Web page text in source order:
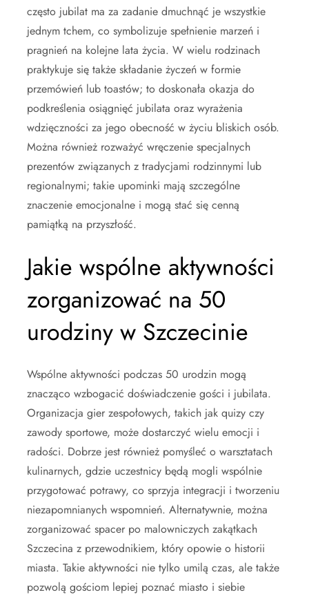
często jubilat ma za zadanie dmuchnąć je wszystkie
jednym tchem, co symbolizuje spełnienie marzeń i
pragnień na kolejne lata życia. W wielu rodzinach
praktykuje się także składanie życzeń w formie
przemówień lub toastów; to doskonała okazja do
podkreślenia osiągnięć jubilata oraz wyrażenia
wdzięczności za jego obecność w życiu bliskich osób.
Można również rozważyć wręczenie specjalnych
prezentów związanych z tradycjami rodzinnymi lub
regionalnymi; takie upominki mają szczególne
znaczenie emocjonalne i mogą stać się cenną
pamiątką na przyszłość.
Jakie wspólne aktywności
zorganizować na 50
urodziny w Szczecinie
Wspólne aktywności podczas 50 urodzin mogą
znacząco wzbogacić doświadczenie gości i jubilata.
Organizacja gier zespołowych, takich jak quizy czy
zawody sportowe, może dostarczyć wielu emocji i
radości. Dobrze jest również pomyśleć o warsztatach
kulinarnych, gdzie uczestnicy będą mogli wspólnie
przygotować potrawy, co sprzyja integracji i tworzeniu
niezapomnianych wspomnień. Alternatywnie, można
zorganizować spacer po malowniczych zakątkach
Szczecina z przewodnikiem, który opowie o historii
miasta. Takie aktywności nie tylko umilą czas, ale także
pozwolą gościom lepiej poznać miasto i siebie